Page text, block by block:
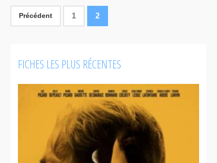
Précédent 1 2
FICHES LES PLUS RÉCENTES